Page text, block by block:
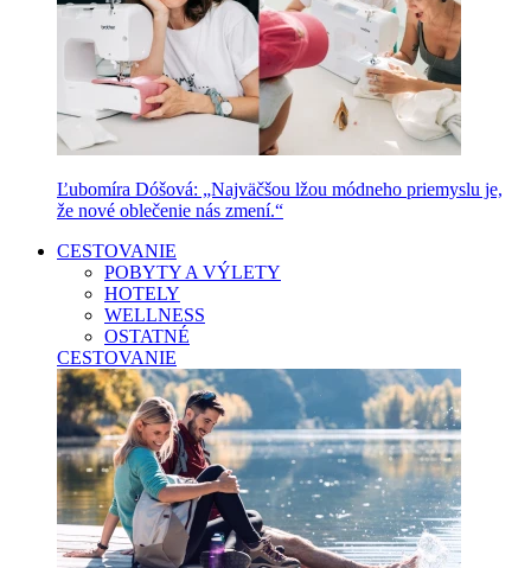
Ľubomíra Dóšová: „Najväčšou lžou módneho priemyslu je,
že nové oblečenie nás zmení.“
CESTOVANIE
POBYTY A VÝLETY
HOTELY
WELLNESS
OSTATNÉ
CESTOVANIE